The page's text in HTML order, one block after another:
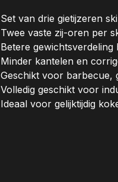
Set van drie gietijzeren
Twee vaste zij-oren per
Betere gewichtsverdeling
Minder kantelen en
Geschikt voor barbecue,
Volledig geschikt voor
Ideaal voor gelijktijdig